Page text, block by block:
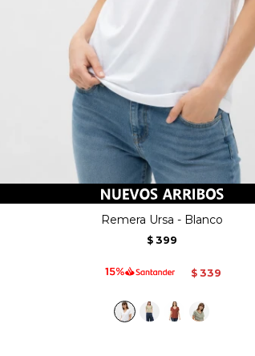
Remera Ursa - Blanco
$ 399
$ 339